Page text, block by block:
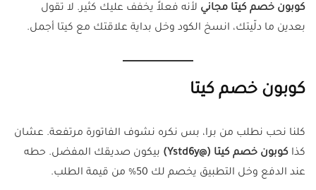
كوبون خصم كيتا مجاني لأنه فعلاً يخفف عليك كثير. لا تقول
بعدين ما دلّيتك، انسخ الكود وخل بداية علاقتك مع كيتا أجمل.
كوبون خصم كيتا
كلنا نحب نطلب من برا، بس نكره نشوف الفاتورة مرتفعة. عشان
كذا كوبون خصم كيتا (@Ystd6y)
بيكون صديقك المفضل. حطه
عند الدفع وخل التطبيق يخصم لك 50% من قيمة الطلب.